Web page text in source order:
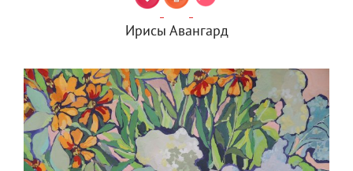
Ирисы Авангард